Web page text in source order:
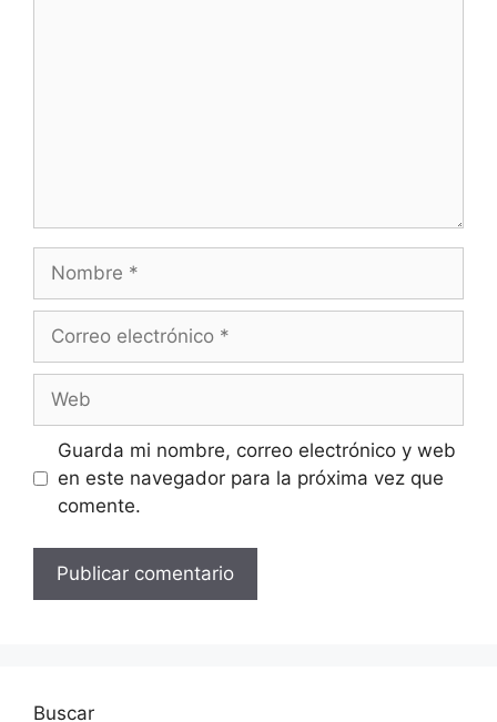
electrónico
Guarda mi nombre, correo electrónico y web
en este navegador para la próxima vez que
comente.
Buscar